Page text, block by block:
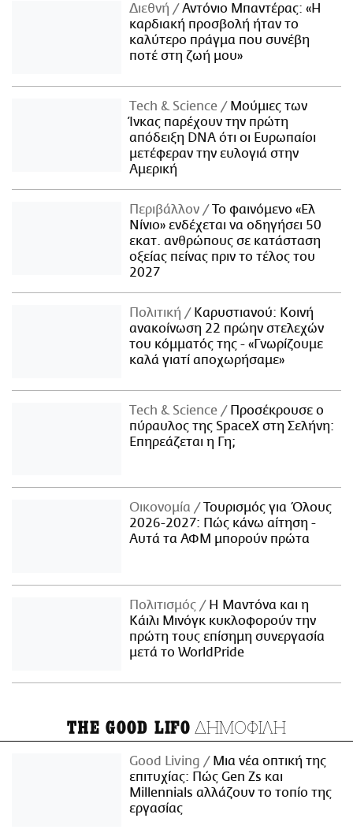
Διεθνή
Αντόνιο Μπαντέρας: «Η
καρδιακή προσβολή ήταν το
καλύτερο πράγμα που συνέβη
ποτέ στη ζωή μου»
Τech & Science
Μούμιες των
Ίνκας παρέχουν την πρώτη
απόδειξη DNA ότι οι Ευρωπαίοι
μετέφεραν την ευλογιά στην
Αμερική
Περιβάλλον
Το φαινόμενο «Ελ
Νίνιο» ενδέχεται να οδηγήσει 50
εκατ. ανθρώπους σε κατάσταση
οξείας πείνας πριν το τέλος του
2027
Πολιτική
Καρυστιανού: Κοινή
ανακοίνωση 22 πρώην στελεχών
του κόμματός της - «Γνωρίζουμε
καλά γιατί αποχωρήσαμε»
Τech & Science
Προσέκρουσε ο
πύραυλος της SpaceX στη Σελήνη:
Επηρεάζεται η Γη;
Οικονομία
Τουρισμός για Όλους
2026-2027: Πώς κάνω αίτηση -
Αυτά τα ΑΦΜ μπορούν πρώτα
Πολιτισμός
Η Μαντόνα και η
Κάιλι Μινόγκ κυκλοφορούν την
πρώτη τους επίσημη συνεργασία
μετά το WorldPride
THE GOOD LIFO ΔΗΜΟΦΙΛΗ
Good Living
Μια νέα οπτική της
επιτυχίας: Πώς Gen Zs και
Millennials αλλάζουν το τοπίο της
εργασίας